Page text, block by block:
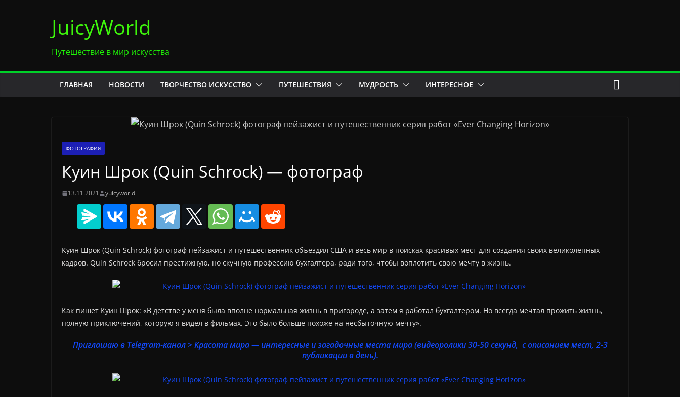
содержимомуJuicyWorld
Путешествие в мир искусства
ГЛАВНАЯ НОВОСТИ ТВОРЧЕСТВО ИСКУССТВО ПУТЕШЕСТВИЯ МУДРОСТЬ ИНТЕРЕСНОЕ
ФОТОГРАФИЯ
Куин Шрок (Quin Schrock) — фотограф
13.11.2021 yuicyworld
Куин Шрок (Quin Schrock) фотограф пейзажист и путешественник объездил США и весь мир в поисках красивых мест для создания своих великолепных
кадров. Quin Schrock бросил престижную, но скучную профессию бухгалтера, ради того, чтобы воплотить свою мечту в жизнь.
Как пишет Куин Шрок: «В детстве у меня была вполне нормальная жизнь в пригороде, а затем я работал бухгалтером. Но всегда мечтал прожить жизнь,
полную приключений, которую я видел в фильмах. Это было больше похоже на несбыточную мечту».
Приглашаю в Telegram-канал > Красота мира — интересные и загадочные места мира (видеоролики 30-50 секунд, с описанием мест, 2-3
публикации в день).